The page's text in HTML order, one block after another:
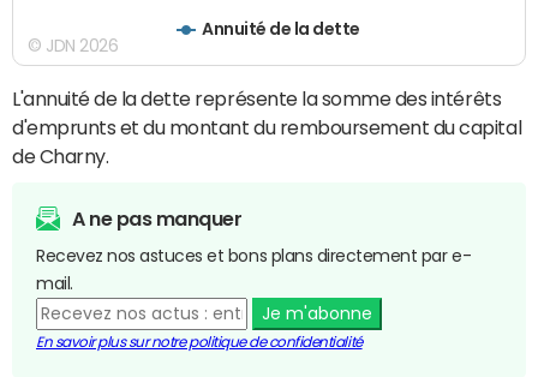
Annuité de la dette
© JDN 2026
L'annuité de la dette représente la somme des intérêts
d'emprunts et du montant du remboursement du capital
de Charny.
A ne pas manquer
Recevez nos astuces et bons plans directement par e-
mail.
Je m'abonne
En savoir plus sur notre politique de confidentialité